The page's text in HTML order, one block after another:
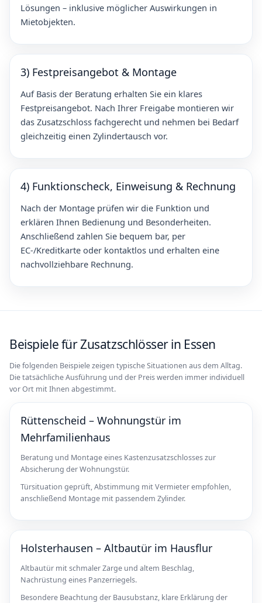
Lösungen – inklusive möglicher Auswirkungen in
Mietobjekten.
3) Festpreisangebot & Montage
Auf Basis der Beratung erhalten Sie ein klares
Festpreisangebot. Nach Ihrer Freigabe montieren wir
das Zusatzschloss fachgerecht und nehmen bei Bedarf
gleichzeitig einen Zylindertausch vor.
4) Funktionscheck, Einweisung & Rechnung
Nach der Montage prüfen wir die Funktion und
erklären Ihnen Bedienung und Besonderheiten.
Anschließend zahlen Sie bequem bar, per
EC-/Kreditkarte oder kontaktlos und erhalten eine
nachvollziehbare Rechnung.
Beispiele für Zusatzschlösser in Essen
Die folgenden Beispiele zeigen typische Situationen aus dem Alltag.
Die tatsächliche Ausführung und der Preis werden immer individuell
vor Ort mit Ihnen abgestimmt.
Rüttenscheid – Wohnungstür im
Mehrfamilienhaus
Beratung und Montage eines Kastenzusatzschlosses zur
Absicherung der Wohnungstür.
Türsituation geprüft, Abstimmung mit Vermieter empfohlen,
anschließend Montage mit passendem Zylinder.
Holsterhausen – Altbautür im Hausflur
Altbautür mit schmaler Zarge und altem Beschlag,
Nachrüstung eines Panzerriegels.
Besondere Beachtung der Bausubstanz, klare Erklärung der